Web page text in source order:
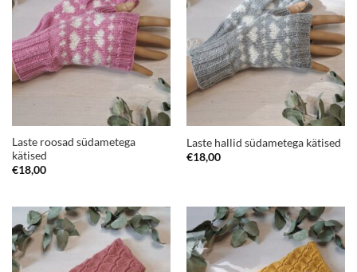
Laste roosad südametega
kätised
€18,00
Laste hallid südametega kätised
€18,00